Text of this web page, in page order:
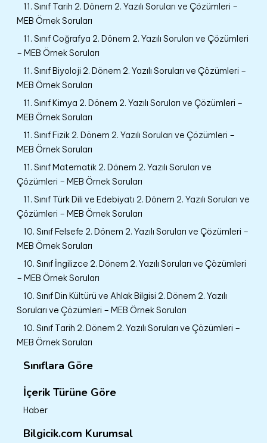
11. Sınıf Tarih 2. Dönem 2. Yazılı Soruları ve Çözümleri –
MEB Örnek Soruları
11. Sınıf Coğrafya 2. Dönem 2. Yazılı Soruları ve Çözümleri
– MEB Örnek Soruları
11. Sınıf Biyoloji 2. Dönem 2. Yazılı Soruları ve Çözümleri –
MEB Örnek Soruları
11. Sınıf Kimya 2. Dönem 2. Yazılı Soruları ve Çözümleri –
MEB Örnek Soruları
11. Sınıf Fizik 2. Dönem 2. Yazılı Soruları ve Çözümleri –
MEB Örnek Soruları
11. Sınıf Matematik 2. Dönem 2. Yazılı Soruları ve
Çözümleri – MEB Örnek Soruları
11. Sınıf Türk Dili ve Edebiyatı 2. Dönem 2. Yazılı Soruları ve
Çözümleri – MEB Örnek Soruları
10. Sınıf Felsefe 2. Dönem 2. Yazılı Soruları ve Çözümleri –
MEB Örnek Soruları
10. Sınıf İngilizce 2. Dönem 2. Yazılı Soruları ve Çözümleri
– MEB Örnek Soruları
10. Sınıf Din Kültürü ve Ahlak Bilgisi 2. Dönem 2. Yazılı
Soruları ve Çözümleri – MEB Örnek Soruları
10. Sınıf Tarih 2. Dönem 2. Yazılı Soruları ve Çözümleri –
MEB Örnek Soruları
Sınıflara Göre
İçerik Türüne Göre
Haber
Bilgicik.com Kurumsal